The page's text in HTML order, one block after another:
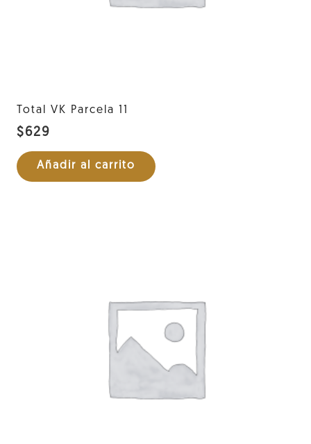
Total VK Parcela 11
$629
Añadir al carrito